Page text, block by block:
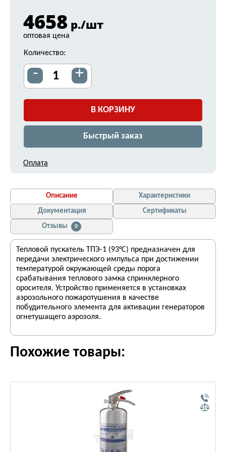
4658 р./шт
оптовая цена
Количество:
- +
В КОРЗИНУ
Быстрый заказ
Оплата
Описание
Характеристики
Документация
Сертификаты
Отзывы
0
Тепловой пускатель ТПЭ-1 (93°С) предназначен для
передачи электрического импульса при достижении
температурой окружающей среды порога
срабатывания теплового замка спринклерного
оросителя. Устройство применяется в установках
аэрозольного пожаротушения в качестве
побудительного элемента для активации генераторов
огнетушащего аэрозоля.
Похожие товары: